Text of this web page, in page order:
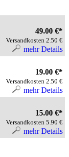
49.00 €*
Versandkosten 2.50 €
mehr Details
19.00 €*
Versandkosten 2.50 €
mehr Details
15.00 €*
Versandkosten 5.90 €
mehr Details